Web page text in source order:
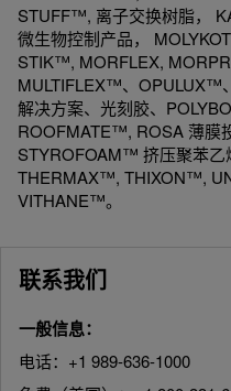
STUFF™, 离子交换树脂，
微生物控制产品，
STIK™, MORFLEX,
MULTIFLEX™、OPULUX™
解决方案、光刻胶、
ROOFMATE™, ROSA 薄膜
STYROFOAM™ 挤压聚苯
THERMAX™, THIXON™,
VITHANE™。
联系我们
一般信息：
电话：+1 989-636-1000